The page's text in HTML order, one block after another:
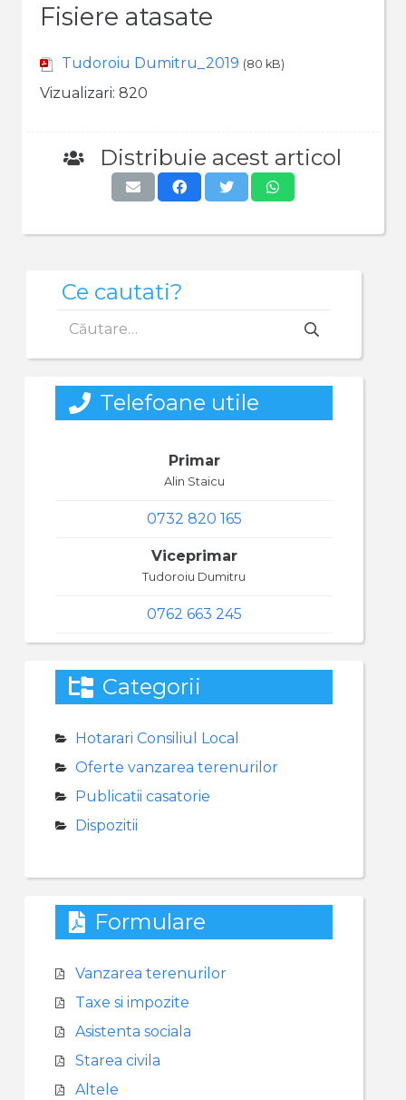
Fisiere atasate
Tudoroiu Dumitru_2019 (80 kB)
Vizualizari: 820
Distribuie acest articol
Ce cautati?
după:
Telefoane utile
Primar
Alin Staicu
0732 820 165
Viceprimar
Tudoroiu Dumitru
0762 663 245
Categorii
Hotarari Consiliul Local
Oferte vanzarea terenurilor
Publicatii casatorie
Dispozitii
Formulare
Vanzarea terenurilor
Taxe si impozite
Asistenta sociala
Starea civila
Altele